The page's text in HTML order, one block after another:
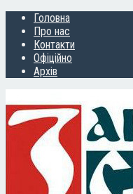
Головна
Про нас
Контакти
Офіційно
Архів